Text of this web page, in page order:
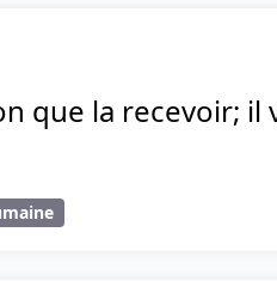
que la recevoir;